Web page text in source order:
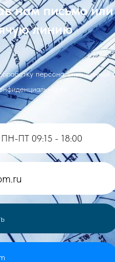
нам письмо или
линию
персональных данных
ПН-ПТ 09:15 - 18:00